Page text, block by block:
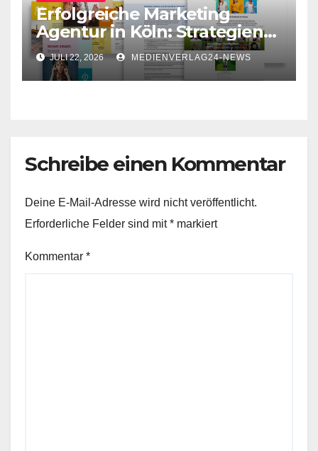
Erfolgreiche Marketing
Agentur in Köln: Strategien
für Ihr Unternehmen
JULI 22, 2026 MEDIENVERLAG24-NEWS
Schreibe einen Kommentar
Deine E-Mail-Adresse wird nicht veröffentlicht.
Erforderliche Felder sind mit* markiert
Kommentar *